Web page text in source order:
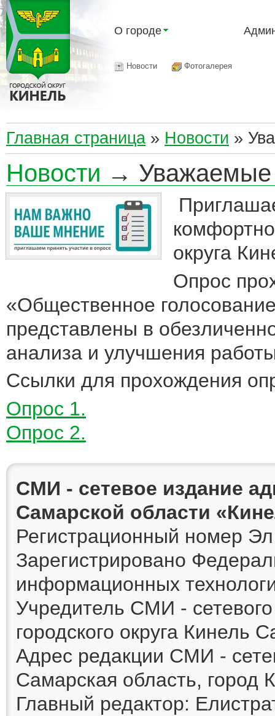
О городе
Новости Фотогалерея
Главная страница » Новости »
Новости → Уважаемые
округа
Опрос
«Общественное
представлены в
анализа и улучшения
Ссылки для прохождения
Опрос 1.
Опрос 2.
СМИ - сетевое издание
Самарской области
Регистрационный номер
Зарегистрировано
информационных
Учредитель СМИ -
городского округа Кинель
Адрес редакции СМИ -
Самарская область, город
Главный редактор: